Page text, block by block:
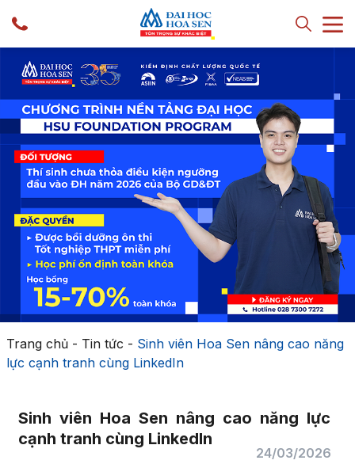
Trang chủ- Tin tức - Sinh viên Hoa Sen nâng cao năng
lực cạnh tranh cùng LinkedIn
Sinh viên Hoa Sen nâng cao năng lực
cạnh tranh cùng LinkedIn
24/03/2026